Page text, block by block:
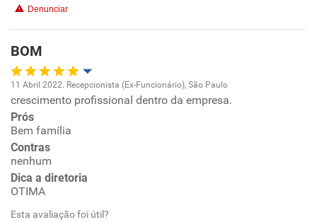
Benefícios
Recomenda esta empresa
Recomenda a diretoria
Denunciar
BOM
Oportunidade de promoção
Ambiente de trabalho
Conciliação com a vida familiar
11 Abril 2022. Recepcionista (Ex-Funcionário), São Paulo
crescimento profissional dentro da empresa.
Prós
Bem família
Contras
nenhum
Dica a diretoria
OTIMA
Esta avaliação foi útil?